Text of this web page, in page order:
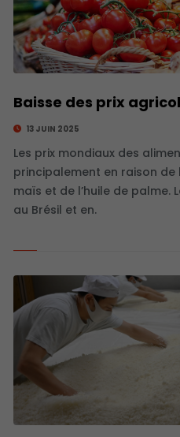
Baisse des prix
13 JUIN 2025
Les prix mondiaux des
principalement en raison de
maïs et de l’huile de palme.
au Brésil et en.